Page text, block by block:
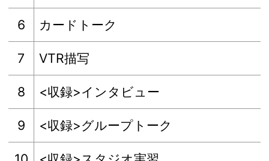
6 カードトーク
7 VTR描写
8 <収録>インタビュー
9 <収録>グループトーク